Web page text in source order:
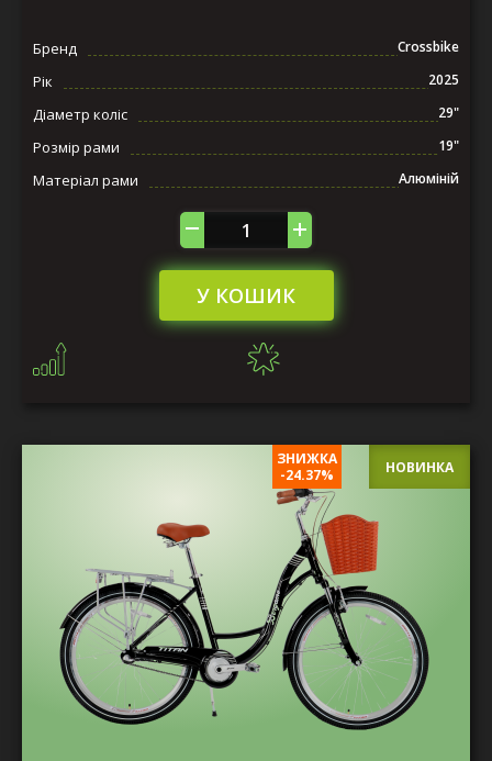
Бренд Crossbike
Рік 2025
Діаметр коліс 29"
Розмір рами 19"
Матеріал рами Алюміній
У КОШИК
ЗНИЖКА
-24.37%
НОВИНКА